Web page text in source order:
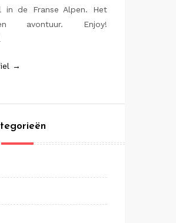
in de Franse Alpen. Het
avontuur. Enjoy!
→